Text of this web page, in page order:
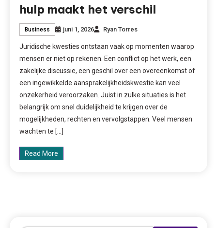
hulp maakt het verschil
Business juni 1, 2026 Ryan Torres
Juridische kwesties ontstaan vaak op momenten waarop
mensen er niet op rekenen. Een conflict op het werk, een
zakelijke discussie, een geschil over een overeenkomst of
een ingewikkelde aansprakelijkheidskwestie kan veel
onzekerheid veroorzaken. Juist in zulke situaties is het
belangrijk om snel duidelijkheid te krijgen over de
mogelijkheden, rechten en vervolgstappen. Veel mensen
wachten te […]
Read More